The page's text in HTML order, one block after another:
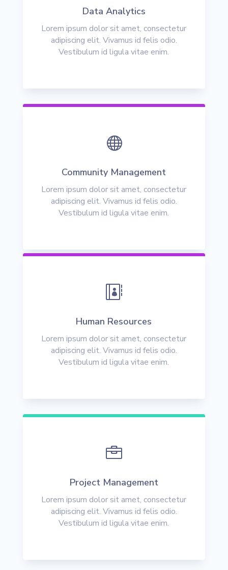
Data Analytics
Lorem ipsum dolor sit amet, consectetur
adipiscing elit. Vivamus id felis odio.
Vestibulum id ligula vitae enim.

Community Management
Lorem ipsum dolor sit amet, consectetur
adipiscing elit. Vivamus id felis odio.
Vestibulum id ligula vitae enim.

Human Resources
Lorem ipsum dolor sit amet, consectetur
adipiscing elit. Vivamus id felis odio.
Vestibulum id ligula vitae enim.

Project Management
Lorem ipsum dolor sit amet, consectetur
adipiscing elit. Vivamus id felis odio.
Vestibulum id ligula vitae enim.